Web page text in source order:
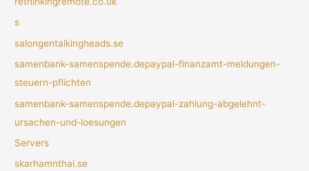
s
salongentalkingheads.se
samenbank-samenspende.depaypal-finanzamt-meldungen-
steuern-pflichten
samenbank-samenspende.depaypal-zahlung-abgelehnt-
ursachen-und-loesungen
Servers
skarhamnthai.se